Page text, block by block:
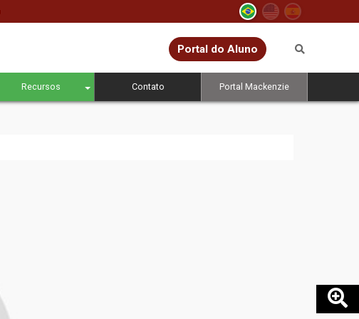
Portal do Aluno
Recursos Contato Portal Mackenzie